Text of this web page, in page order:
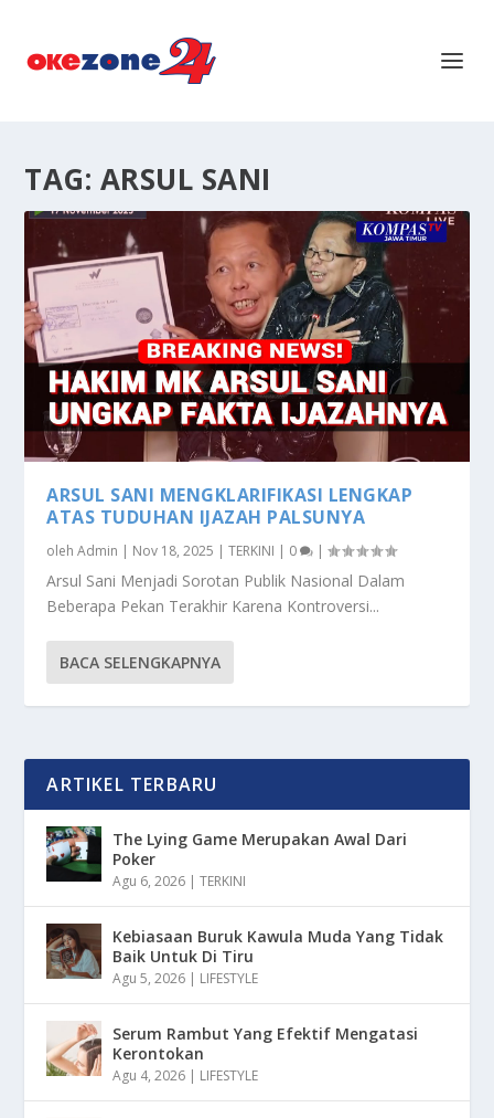
TAG: ARSUL SANI
ARSUL SANI MENGKLARIFIKASI LENGKAP
ATAS TUDUHAN IJAZAH PALSUNYA
olehAdmin | Nov 18, 2025 |TERKINI | 0 |
Arsul Sani Menjadi Sorotan Publik Nasional Dalam
Beberapa Pekan Terakhir Karena Kontroversi...
BACA SELENGKAPNYA
ARTIKEL TERBARU
The Lying Game Merupakan Awal Dari
Poker
Agu 6, 2026 |TERKINI
Kebiasaan Buruk Kawula Muda Yang Tidak
Baik Untuk Di Tiru
Agu 5, 2026 | LIFESTYLE
Serum Rambut Yang Efektif Mengatasi
Kerontokan
Agu 4, 2026 | LIFESTYLE